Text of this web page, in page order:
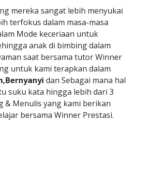
mereka sangat lebih menyukai
terfokus dalam masa-masa
Mode keceriaan untuk
anak di bimbing dalam
saat bersama tutor Winner
untuk kami terapkan dalam
dan Sebagai mana hal
suku kata hingga lebih dari 3
& Menulis yang kami berikan
bersama Winner Prestasi.